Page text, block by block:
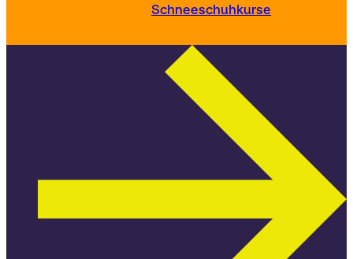
Schneeschuhkurse